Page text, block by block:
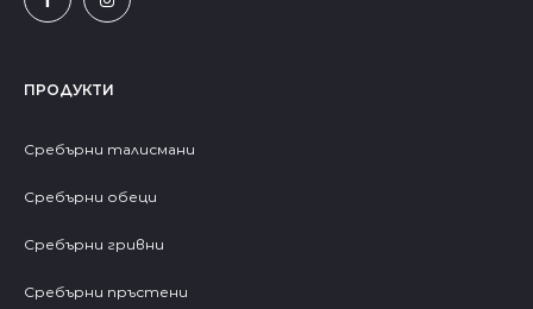
ПРОДУКТИ
Сребърни талисмани
Сребърни обеци
Сребърни гривни
Сребърни пръстени